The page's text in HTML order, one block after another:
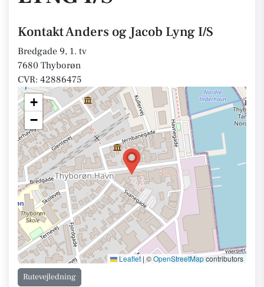
Kontakt Anders og Jacob Lyng I/S
Bredgade 9, 1. tv
7680 Thyborøn
CVR: 42886475
+
−
Leaflet|©OpenStreetMapcontributors
Rutevejledning